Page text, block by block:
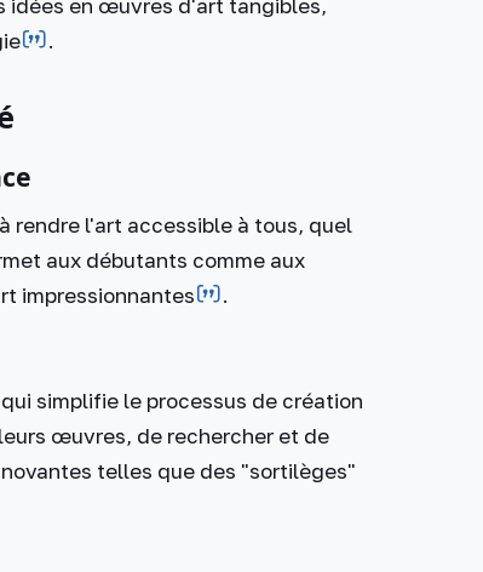
idées en œuvres d'art tangibles,
​.
rendre l'art accessible à tous, quel
aux débutants comme aux
impressionnantes​
​.
simplifie le processus de création
œuvres, de rechercher et de
telles que des "sortilèges"